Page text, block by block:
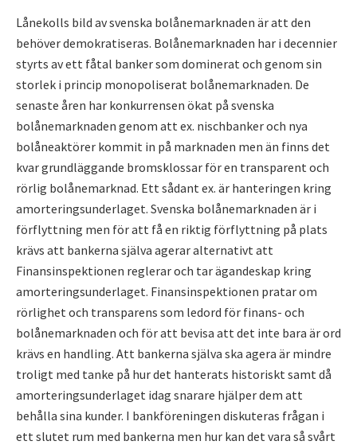
Lånekolls bild av svenska bolånemarknaden är att den
behöver demokratiseras. Bolånemarknaden har i decennier
styrts av ett fåtal banker som dominerat och genom sin
storlek i princip monopoliserat bolånemarknaden. De
senaste åren har konkurrensen ökat på svenska
bolånemarknaden genom att ex. nischbanker och nya
bolåneaktörer kommit in på marknaden men än finns det
kvar grundläggande bromsklossar för en transparent och
rörlig bolånemarknad. Ett sådant ex. är hanteringen kring
amorteringsunderlaget. Svenska bolånemarknaden är i
förflyttning men för att få en riktig förflyttning på plats
krävs att bankerna själva agerar alternativt att
Finansinspektionen reglerar och tar ägandeskap kring
amorteringsunderlaget. Finansinspektionen pratar om
rörlighet och transparens som ledord för finans- och
bolånemarknaden och för att bevisa att det inte bara är ord
krävs en handling. Att bankerna själva ska agera är mindre
troligt med tanke på hur det hanterats historiskt samt då
amorteringsunderlaget idag snarare hjälper dem att
behålla sina kunder. I bankföreningen diskuteras frågan i
ett slutet rum med bankerna men hur kan det vara så svårt